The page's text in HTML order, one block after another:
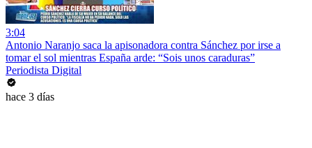
3:04
Antonio Naranjo saca la apisonadora contra Sánchez por irse a
tomar el sol mientras España arde: “Sois unos caraduras”
Periodista Digital
hace 3 días